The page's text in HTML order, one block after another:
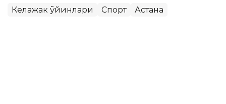
Келажак ўйинлари Спорт Астана